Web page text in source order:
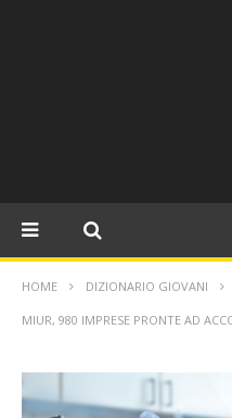
HOME DIZIONARIO GIOVANI
MIUR, 980 IMPRESE PRONTE AD